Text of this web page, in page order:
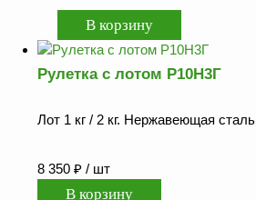
ТОПАЗ
Пульты управления,
контроллеры
з/ч и
комплектующие
Рулетка с лотом Р10Н3Г
Лот 1 кг / 2 кг. Нержавеющая сталь
8 350 ₽ / шт